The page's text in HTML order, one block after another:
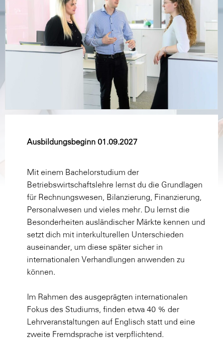
Ausbildungsbeginn 01.09.2027
Mit einem Bachelorstudium der
Betriebswirtschaftslehre lernst du die Grundlagen
für Rechnungswesen, Bilanzierung, Finanzierung,
Personalwesen und vieles mehr. Du lernst die
Besonderheiten ausländischer Märkte kennen und
setzt dich mit interkulturellen Unterschieden
auseinander, um diese später sicher in
internationalen Verhandlungen anwenden zu
können.
Im Rahmen des ausgeprägten internationalen
Fokus des Studiums, finden etwa 40 % der
Lehrveranstaltungen auf Englisch statt und eine
zweite Fremdsprache ist verpflichtend.